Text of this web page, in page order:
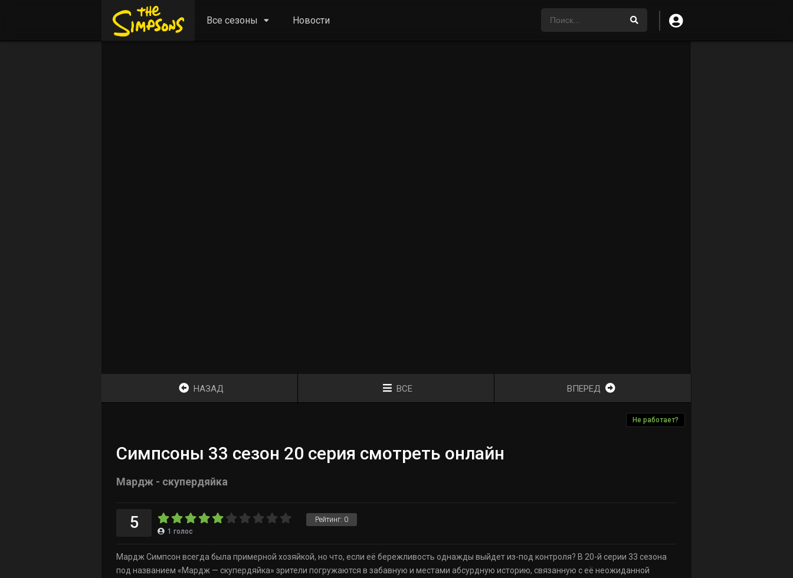
Все сезоны Новости
НАЗАД ВСЕ ВПЕРЕД
Не работает?
Симпсоны 33 сезон 20 серия смотреть онлайн
Мардж - скупердяйка
Рейтинг: 0
5 1 голос
Мардж Симпсон всегда была примерной хозяйкой, но что, если её бережливость однажды выйдет из-под контроля? В 20-й серии 33 сезона
под названием «Мардж — скупердяйка» зрители погружаются в забавную и местами абсурдную историю, связанную с её неожиданной